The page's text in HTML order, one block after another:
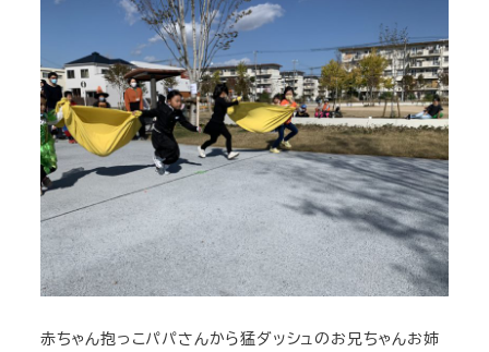
赤ちゃん抱っこパパさんから猛ダッシュのお兄ちゃんお姉